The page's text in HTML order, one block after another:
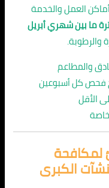
العمل والخدمة
ما بين شهري أبريل
والرطوبة.
والمطاعم
فحص كل أسبوعين
لمكافحة
الكبرى